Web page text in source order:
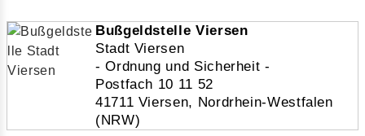
Bußgeldstelle Viersen
Stadt Viersen
- Ordnung und Sicherheit -
Postfach 10 11 52
41711 Viersen, Nordrhein-Westfalen
(NRW)